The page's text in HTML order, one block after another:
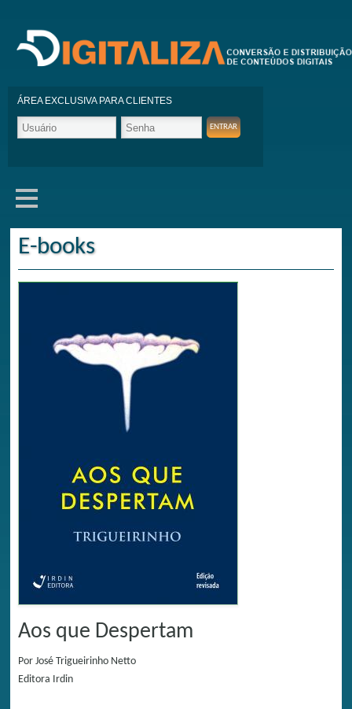
ÁREA EXCLUSIVA PARA CLIENTES
E-books
Aos que Despertam
Por José Trigueirinho Netto
Editora Irdin